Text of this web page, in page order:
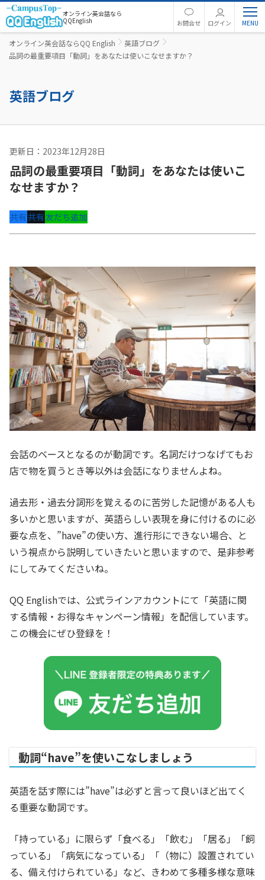
オンライン英会話なら
QQEnglish
お問合せ ログイン
オンライン英会話ならQQ English
英語ブログ
品詞の最重要項目「動詞」をあなたは使いこなせますか？
英語ブログ
更新日：2023年12月28日
品詞の最重要項目「動詞」をあなたは使いこ
なせますか？
共有共有友だち追加
会話のベースとなるのが動詞です。名詞だけつなげてもお
店で物を買うとき等以外は会話になりませんよね。
過去形・過去分詞形を覚えるのに苦労した記憶がある人も
多いかと思いますが、英語らしい表現を身に付けるのに必
要な点を、”have”の使い方、進行形にできない場合、と
いう視点から説明していきたいと思いますので、是非参考
にしてみてくださいね。
QQ Englishでは、公式ラインアカウントにて「英語に関
する情報・お得なキャンペーン情報」を配信しています。
この機会にぜひ登録を！
動詞“have”を使いこなしましょう
英語を話す際には”have”は必ずと言って良いほど出てく
る重要な動詞です。
「持っている」に限らず「食べる」「飲む」「居る」「飼
っている」「病気になっている」「（物に）設置されてい
る、備え付けられている」など、きわめて多種多様な意味